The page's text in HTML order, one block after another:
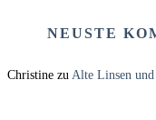
NEUSTE
ChristinezuAlte Linsen und